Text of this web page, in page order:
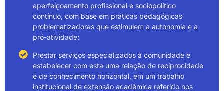
aperfeiçoamento profissional e sociopolítico
contínuo, com base em práticas pedagógicas
problematizadoras que estimulem a autonomia e a
pró-atividade;
Prestar serviços especializados à comunidade e
estabelecer com esta uma relação de reciprocidade
e de conhecimento horizontal, em um trabalho
institucional de extensão acadêmica referido nos